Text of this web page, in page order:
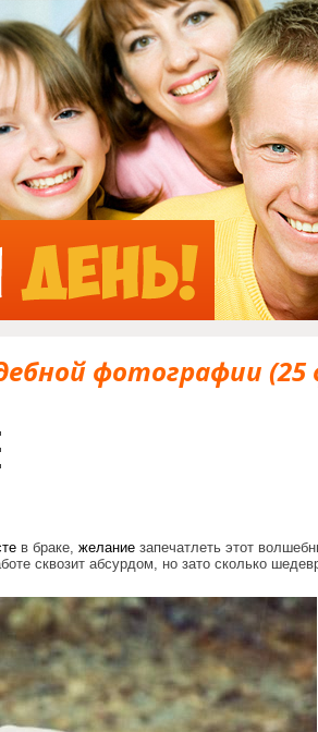
Jump to Navigation
фотографии
в браке, желание запечатлеть этот
сквозит абсурдом, но зато сколько